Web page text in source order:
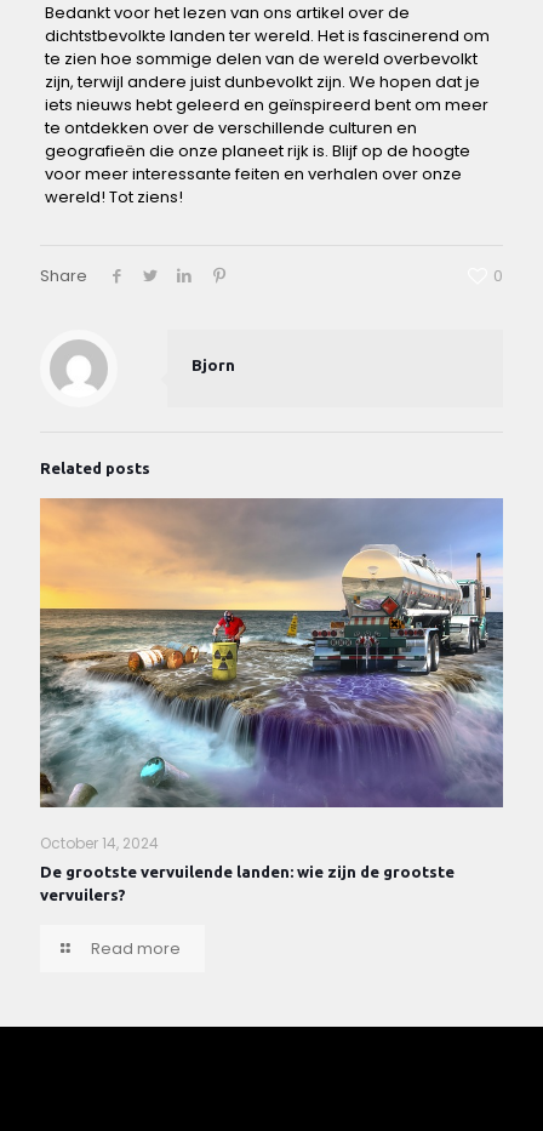
Bedankt voor⁢ het lezen van​ ons artikel⁢ over de
‌dichtstbevolkte landen ter wereld. Het is fascinerend om
te zien ​hoe ‍sommige delen van ‍de wereld overbevolkt
zijn, terwijl andere juist dunbevolkt zijn. We hopen dat je
iets nieuws hebt geleerd en‌ geïnspireerd bent ​om meer
te ‌ontdekken over de ⁤verschillende culturen en
geografieën die onze planeet rijk ​is. ‍Blijf ⁣op de hoogte
voor meer ⁢interessante feiten ‍en ⁤verhalen over ‌onze⁢
wereld! Tot ​ziens!
Share 0
Bjorn
Related posts
October 14, 2024
De grootste vervuilende landen: wie zijn de grootste
vervuilers?
Read more